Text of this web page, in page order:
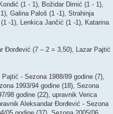
(1 - 1), Božidar Dimić (1 - 1),
Galina Paloš (1 -1), Strahinja
-1), Lenkica Jančić (1 -1), Katarina
Đorđević (7 – 2 = 3,50), Lazar Pajtić
- Sezona 1988/89 godine (7),
1993/94 godine (18), Sezona
98 godine (22), upravnik Verica
Aleksandar Đorđević - Sezona